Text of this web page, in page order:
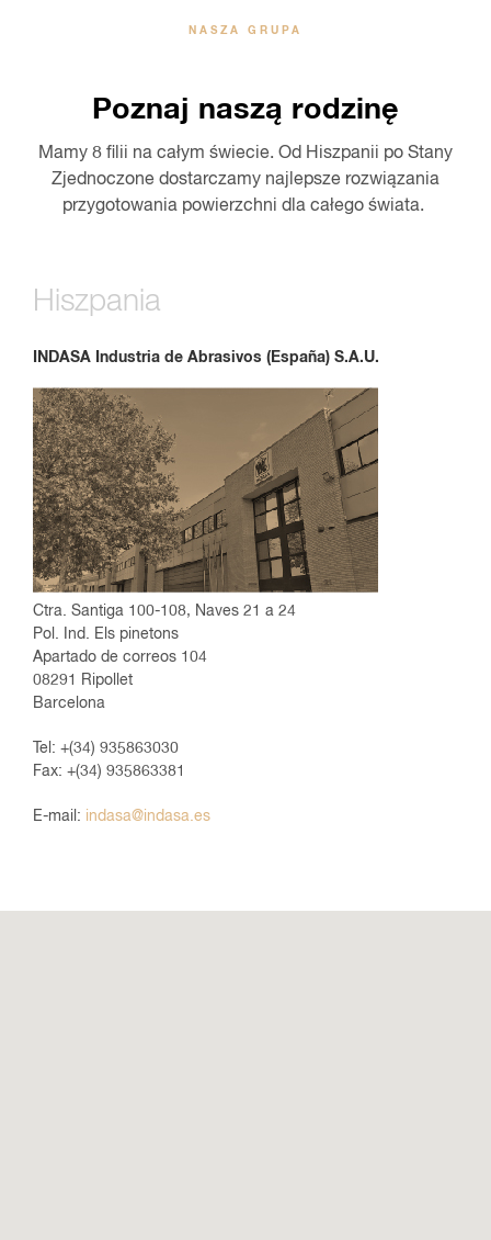
NASZA GRUPA
Poznaj naszą rodzinę
Mamy 8 filii na całym świecie. Od Hiszpanii po Stany
Zjednoczone dostarczamy najlepsze rozwiązania
przygotowania powierzchni dla całego świata.
Hiszpania
INDASA Industria de Abrasivos (España) S.A.U.
Ctra. Santiga 100-108, Naves 21 a 24
Pol. Ind. Els pinetons
Apartado de correos 104
08291 Ripollet
Barcelona
Tel : +(34) 935863030
Fax: +(34) 935863381
E-mail : indasa@indasa.es